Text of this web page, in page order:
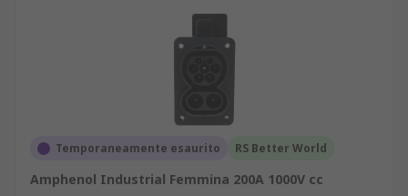
Temporaneamente esaurito RS Better World
Amphenol Industrial Femmina 200A 1000V cc